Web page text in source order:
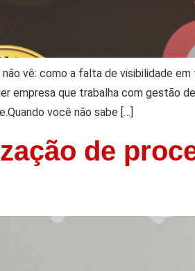
vê: como a falta de visibilidade
empresa que trabalha com gestão
você não sabe […]
de